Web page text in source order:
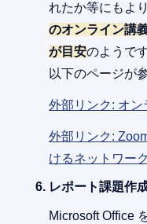
れたか等にもよ
のオンライン講
が目安のようで
以下のページが
外部リンク: オ
外部リンク:
けるネットワー
レポート課題作
Microsoft Office